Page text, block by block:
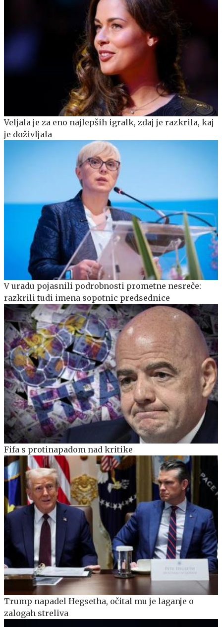
Veljala je za eno najlepših igralk, zdaj je razkrila, kaj
je doživljala
V uradu pojasnili podrobnosti prometne nesreče:
razkrili tudi imena sopotnic predsednice
Fifa s protinapadom nad kritike
Trump napadel Hegsetha, očital mu je laganje o
zalogah streliva